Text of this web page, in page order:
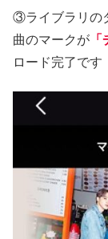
③ライブラリの
曲のマークが
ロード完了です